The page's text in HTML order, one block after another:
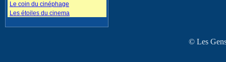
Le coin du cinéphage
Les étoiles du cinema
© Les